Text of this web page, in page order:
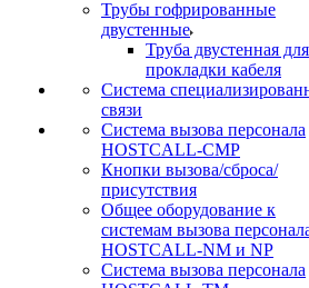
Трубы гофрированные
двустенные
Труба двустенная для
прокладки кабеля
Система
связи
Cистема вызова персонала
HOSTCALL-CMP
Кнопки вызова/сброса/
присутствия
Общее оборудование к
системам вызова
HOSTCALL-NM и NP
Система вызова персонала